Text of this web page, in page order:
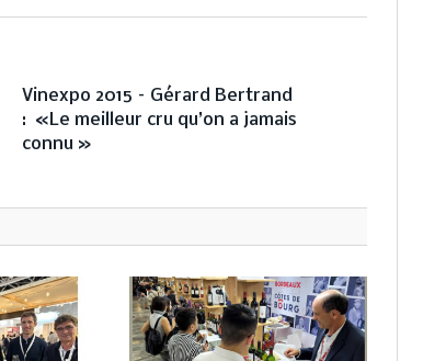
Vinexpo 2015 – Gérard Bertrand
: «Le meilleur cru qu’on a jamais
connu »